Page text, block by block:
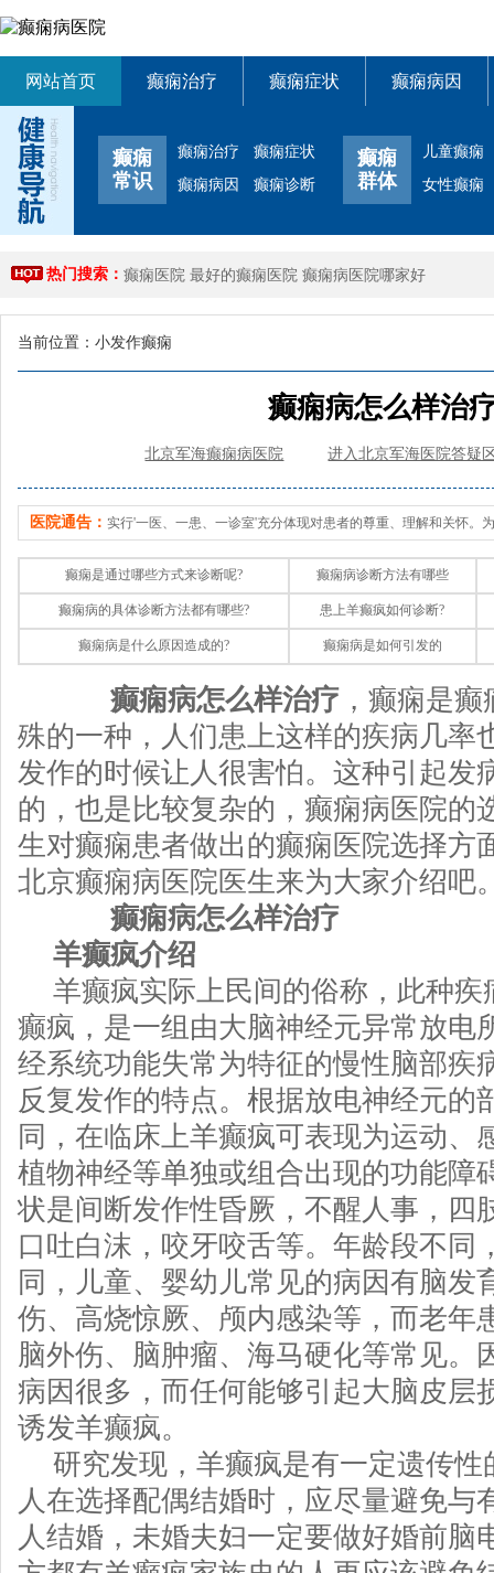
网站首页 癫痫治疗 癫痫症状 癫痫病因
癫痫
常识
癫痫治疗
癫痫症状
癫痫病因
癫痫诊断
癫痫
群体
儿童癫痫
女性癫痫
热门搜索： 癫痫医院 最好的癫痫医院 癫痫病医院哪家好
当前位置： 小发作癫痫
癫痫病怎么样治
北京军海癫痫病医院 进入北京军海医院答疑
医院通告： 实行'一医、一患、一诊室'充分体现对患者的尊重、理解和关怀。
癫痫是通过哪些方式来诊断呢? 癫痫病诊断方法有哪些
癫痫病的具体诊断方法都有哪些? 患上羊癫疯如何诊断?
癫痫病是什么原因造成的? 癫痫病是如何引发的
癫痫病怎么样治疗 ，癫痫是
殊的一种，人们患上这样的疾病几率
发作的时候让人很害怕。这种引起发
的，也是比较复杂的，癫痫病医院的
生对癫痫患者做出的癫痫医院选择方
北京癫痫病医院医生来为大家介绍吧
癫痫病怎么样治疗
羊癫疯介绍
羊癫疯实际上民间的俗称，此种
癫疯，是一组由大脑神经元异常放电
经系统功能失常为特征的慢性脑部疾
反复发作的特点。根据放电神经元的
同，在临床上羊癫疯可表现为运动、
植物神经等单独或组合出现的功能障
状是间断发作性昏厥，不醒人事，四
口吐白沫，咬牙咬舌等。年龄段不同
同，儿童、婴幼儿常见的病因有脑发
伤、高烧惊厥、颅内感染等，而老年
脑外伤、脑肿瘤、海马硬化等常见。
病因很多，而任何能够引起大脑皮层
诱发羊癫疯。
研究发现，羊癫疯是有一定遗传
人在选择配偶结婚时，应尽量避免与
人结婚，未婚夫妇一定要做好婚前脑